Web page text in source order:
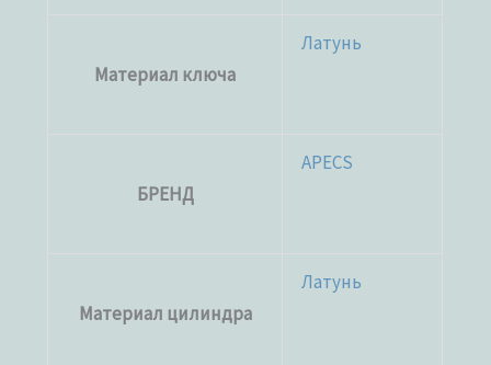
Материал ключа
Латунь
БРЕНД
APECS
Материал цилиндра
Латунь